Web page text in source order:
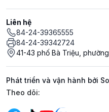
Liên hệ
84-24-39365555
84-24-39342724
41-43 phố Bà Triệu,
Phát triển và vận hành bởi
Mạng xã hội
Theo dõi: